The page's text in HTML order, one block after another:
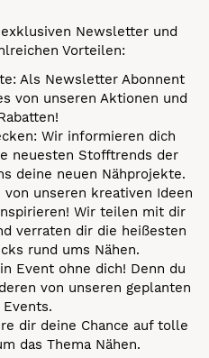
Newsletter und
Vorteilen:
Als Newsletter Abonnent
von unseren Aktionen und
Wir informieren dich
neuesten Stofftrends der
deine neuen Nähprojekte.
von unseren kreativen Ideen
Wir teilen mit dir
verraten dir die heißesten
rund ums Nähen.
Event ohne dich! Denn du
von unseren geplanten
Events.
dir deine Chance auf tolle
das Thema Nähen.